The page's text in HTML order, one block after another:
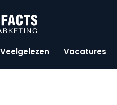
Veelgelezen Vacatures